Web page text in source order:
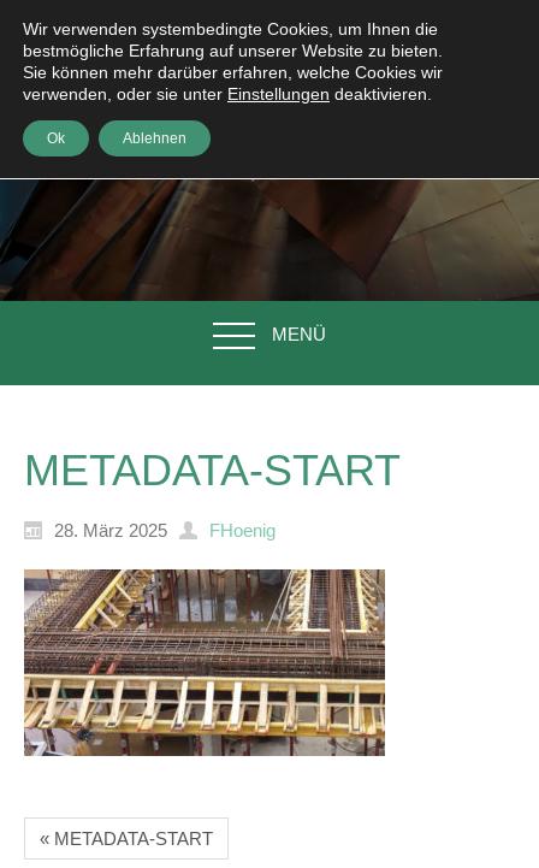
MENÜ
METADATA-START
28. März 2025 FHoenig
« METADATA-START
Wir verwenden systembedingte Cookies, um Ihnen die
bestmögliche Erfahrung auf unserer Website zu bieten.
Sie können mehr darüber erfahren, welche Cookies wir
verwenden, oder sie unter Einstellungen deaktivieren.
Ok Ablehnen